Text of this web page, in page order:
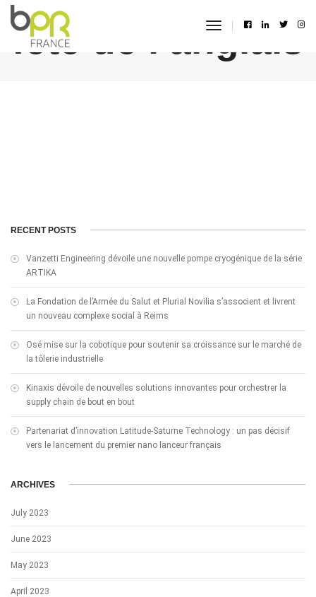
toggle
fête de l’anglais
RECENT POSTS
Vanzetti Engineering dévoile une nouvelle pompe cryogénique de la série
ARTIKA
La Fondation de l’Armée du Salut et Plurial Novilia s’associent et livrent
un nouveau complexe social à Reims
Osé mise sur la cobotique pour soutenir sa croissance sur le marché de
la tôlerie industrielle
Kinaxis dévoile de nouvelles solutions innovantes pour orchestrer la
supply chain de bout en bout
Partenariat d’innovation Latitude-Saturne Technology : un pas décisif
vers le lancement du premier nano lanceur français
ARCHIVES
July 2023
June 2023
May 2023
April 2023